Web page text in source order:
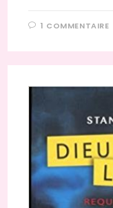
1 COMMENTAIRE